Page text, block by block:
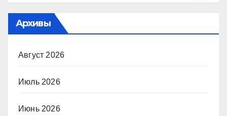
Архивы
Август 2026
Июль 2026
Июнь 2026